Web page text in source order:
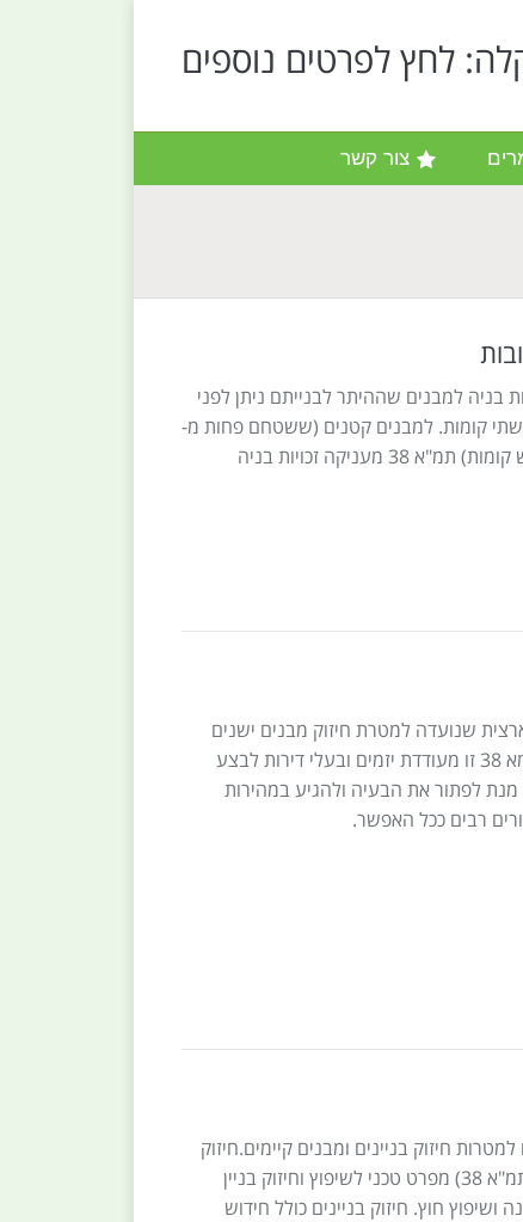
לחץ לפרטים נוספים
צור קשר
בניה למבנים שההיתר לבנייתם ניתן לפני
על שתי קומות. למבנים קטנים (ששטחם פחות מ-
400 מ"ר וגובהם פחות משלוש קומות) תמ"א 38 מעניקה זכויות בניה
ארצית שנועדה למטרת חיזוק מבנים ישנים
מפני רעידות אדמה. תכנית תמא 38 זו מעודדת יזמים ובעלי דירות לבצע
מנת לפתור את הבעיה ולהגיע במהירות
רבים ככל האפשר.
חיזוק בניינים ומבנים קיימים.חיזוק
מבנים לפי תכנית מתאר 38 (תמ"א 38) מפרט טכני לשיפוץ וחיזוק בניין
ושיפוץ חוץ. חיזוק בניינים כולל חידוש